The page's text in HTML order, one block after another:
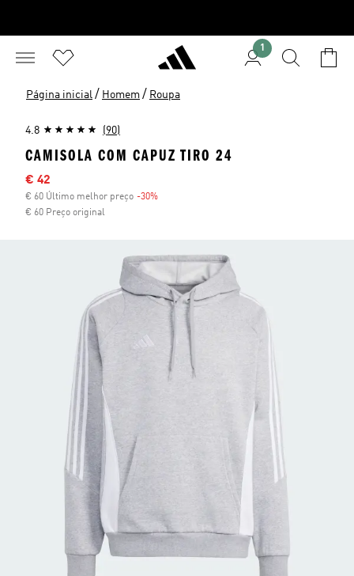
1
Página inicial / Homem / Roupa
4.8 (90)
CAMISOLA COM CAPUZ TIRO 24
Preço com desconto
€ 42
€ 60 Último melhor preço -30%
€ 60 Preço original